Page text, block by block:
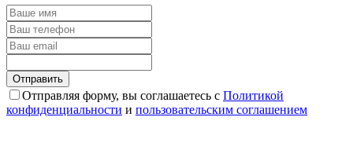
Отправляя форму, вы соглашаетесь с Политикой
конфиденциальности и пользовательским соглашением